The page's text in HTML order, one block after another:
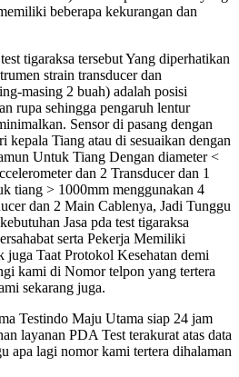
beberapa kekurangan dan
tigaraksa tersebut Yang diperhatikan
strain transducer dan
masing 2 buah) adalah posisi
rupa sehingga pengaruh lentur
Sensor di pasang dengan
Tiang atau di sesuaikan dengan
Untuk Tiang Dengan diameter <
dan 2 Transducer dan 1
tiang > 1000mm menggunakan 4
dan 2 Main Cablenya, Jadi Tunggu
Jasa pda test tigaraksa
serta Pekerja Memiliki
juga Taat Protokol Kesehatan demi
kami di Nomor telpon yang tertera
sekarang juga.
Testindo Maju Utama siap 24 jam
layanan PDA Test terakurat atas data
apa lagi nomor kami tertera dihalaman